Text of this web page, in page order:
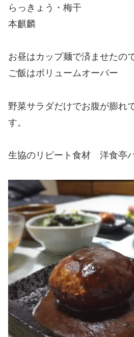
らっきょう・梅干
本麒麟
お昼はカップ麺で済ませたの
ご飯はボリュームオーバー
野菜サラダだけでお腹が膨れ
す。
生協のリピート食材 洋食亭